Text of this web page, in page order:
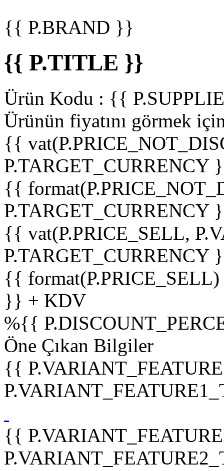
{{ P.BRAND }}
{{ P.TITLE }}
Ürün Kodu : {{
Ürünün fiyatını görmek
{{
P.TARGET_CURRENCY
{{
P.TARGET_CURRENCY
{{ vat(P.PRICE_SELL,
P.TARGET_CURRENCY
{{
}} + KDV
%{{
Öne Çıkan Bilgiler
{{
{{